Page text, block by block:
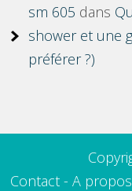
sm 605 dans
shower et une
préférer ?)
Contact- A propos